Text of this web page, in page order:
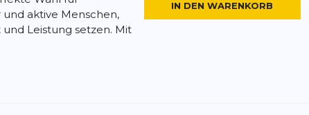
aktive Menschen,
Leistung setzen. Mit
IN DEN WARENKORB